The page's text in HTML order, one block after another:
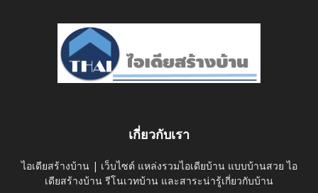
เกี่ยวกับเรา
ไอเดียสร้างบ้าน | เว็บไซต์ แหล่งรวมไอเดียบ้าน แบบบ้านสวย ไอ
เดียสร้างบ้าน รีโนเวทบ้าน และสาระน่ารู้เกี่ยวกับบ้าน